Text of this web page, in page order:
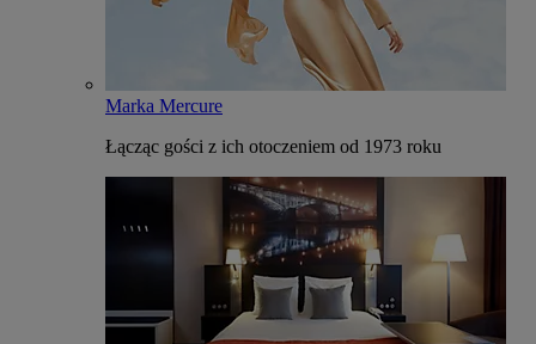
Marka Mercure
Łącząc gości z ich otoczeniem od 1973 roku